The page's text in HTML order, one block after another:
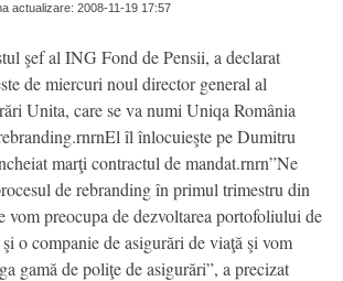
actualizare: 2008-11-19 17:57
şef al ING Fond de Pensii, a declarat
de miercuri noul director general al
Unita, care se va numi Uniqa România
îl înlocuieşte pe Dumitru
marţi contractul de mandat.rnrn”Ne
de rebranding în primul trimestru din
vom preocupa de dezvoltarea portofoliului de
o companie de asigurări de viaţă şi vom
gamă de poliţe de asigurări”, a precizat